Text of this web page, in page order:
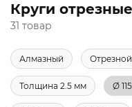
Круги отрезные
31 товар
Алмазный Отрезной
Толщина 2.5 мм Ø